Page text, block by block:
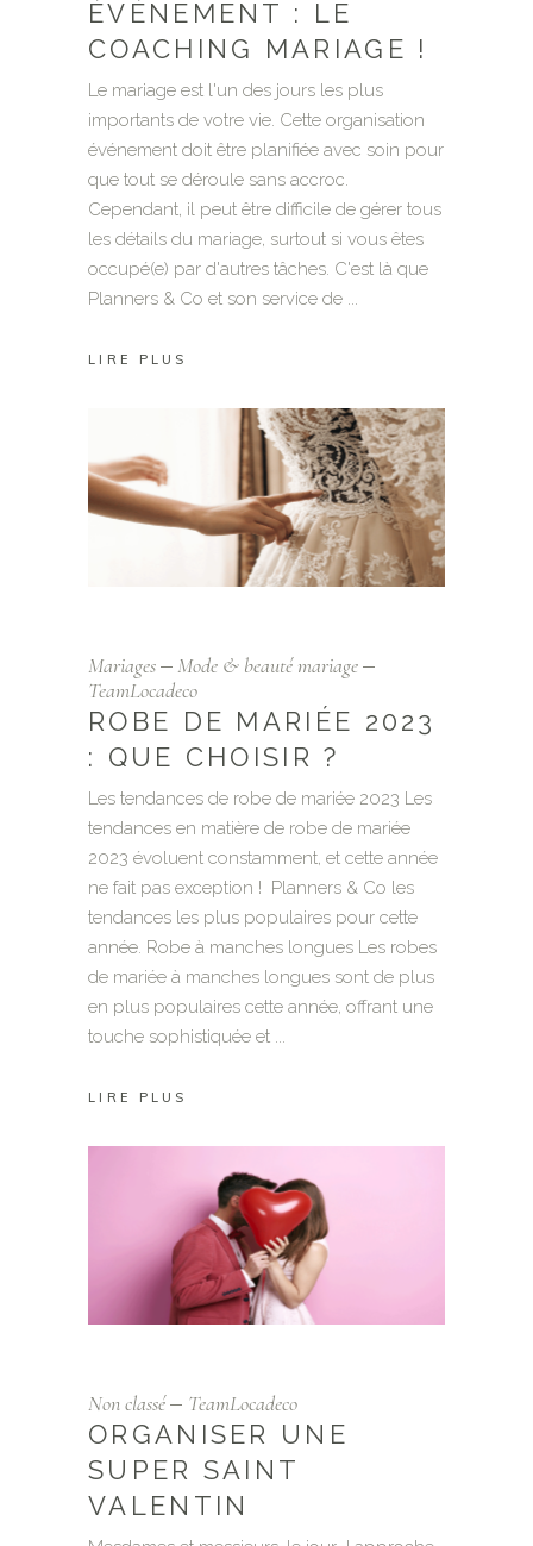
ÉVÉNEMENT : LE
COACHING MARIAGE !
Le mariage est l'un des jours les plus
importants de votre vie. Cette organisation
événement doit être planifiée avec soin pour
que tout se déroule sans accroc.
Cependant, il peut être difficile de gérer tous
les détails du mariage, surtout si vous êtes
occupé(e) par d'autres tâches. C'est là que
Planners & Co et son service de
LIRE PLUS
Mariages
Mode & beauté mariage
TeamLocadeco
ROBE DE MARIÉE 2023
: QUE CHOISIR ?
Les tendances de robe de mariée 2023 Les
tendances en matière de robe de mariée
2023 évoluent constamment, et cette année
ne fait pas exception ! Planners & Co les
tendances les plus populaires pour cette
année. Robe à manches longues Les robes
de mariée à manches longues sont de plus
en plus populaires cette année, offrant une
touche sophistiquée et
LIRE PLUS
Non classé TeamLocadeco
ORGANISER UNE
SUPER SAINT
VALENTIN